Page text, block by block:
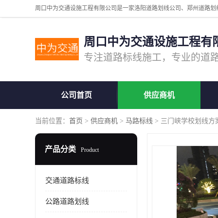
周口中为交通设施工程有
公司首页 供应商机
当前位置： 首页 > 供应商机 > 马路标线 > 三门峡学校划线方
产品分类 Product
交通道路标线
公路道路划线